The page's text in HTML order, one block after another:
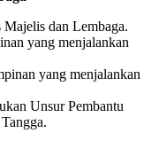
dan Lembaga.
yang menjalankan
yang menjalankan
Unsur Pembantu